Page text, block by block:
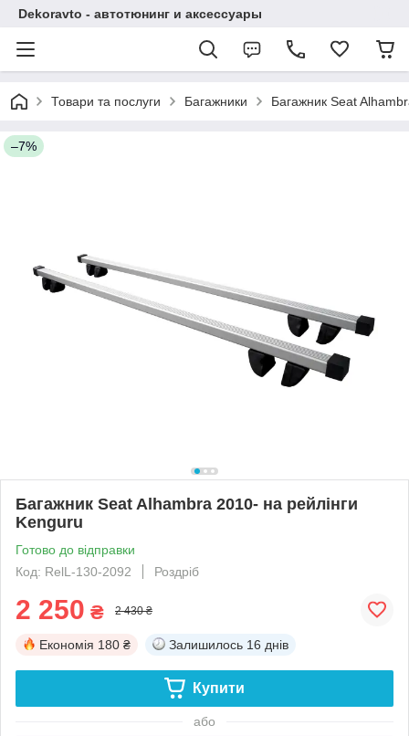
Dekoravto - автотюнинг и аксессуары
Товари та послуги Багажники Багажник Seat
–7%
Багажник Seat Alhambra 2010- на рейлінги
Kenguru
Готово до відправки
Код: RelL-130-2092
Роздріб
2 250 ₴ 2 430 ₴
Економія 180 ₴ Залишилось 16 днів
Купити
або